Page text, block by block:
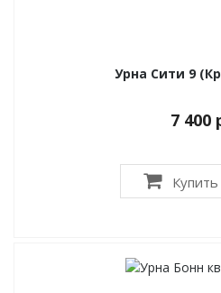
Урна Сити 9
7 400
Купить